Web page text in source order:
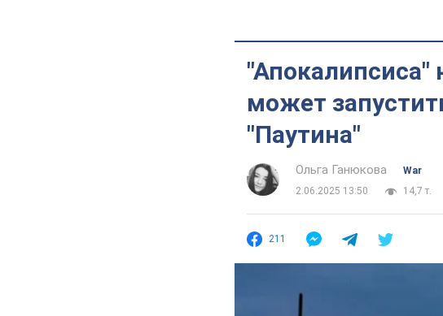
"Апокалипсиса"
может
"Паутина"
Ольга Ганюкова
War
2.06.2025 13:50
14,7 т.
211